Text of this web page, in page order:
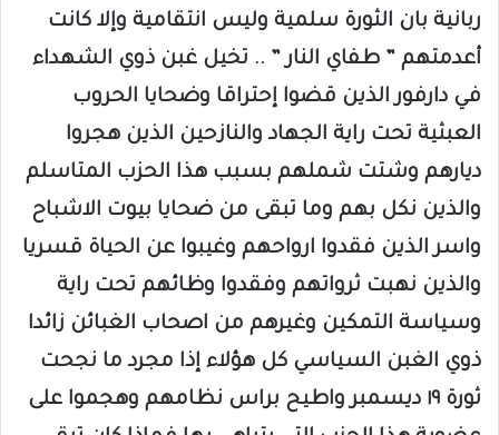
ربانية بان الثورة سلمية وليس انتقامية وإلا كانت
أعدمتهم ” طفاي النار ” .. تخيل غبن ذوي الشهداء
في دارفور الذين قضوا إحتراقا وضحايا الحروب
العبثية تحت راية الجهاد والنازحين الذين هجروا
ديارهم وشتت شملهم بسبب هذا الحزب المتاسلم
والذين نكل بهم وما تبقى من ضحايا بيوت الاشباح
واسر الذين فقدوا ارواحهم وغيبوا عن الحياة قسريا
والذين نهبت ثرواتهم وفقدوا وظائهم تحت راية
وسياسة التمكين وغيرهم من اصحاب الغبائن زائدا
ذوي الغبن السياسي كل هؤلاء إذا مجرد ما نجحت
ثورة ١٩ ديسمبر واطيح براس نظامهم وهجموا على